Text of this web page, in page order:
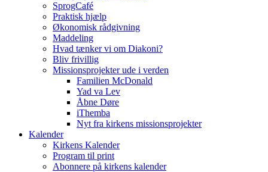
SprogCafé
Praktisk hjælp
Økonomisk rådgivning
Maddeling
Hvad tænker vi om Diakoni?
Bliv frivillig
Missionsprojekter ude i verden
Familien McDonald
Yad va Lev
Åbne Døre
iThemba
Nyt fra kirkens missionsprojekter
Kalender
Kirkens Kalender
Program til print
Abonnere på kirkens kalender